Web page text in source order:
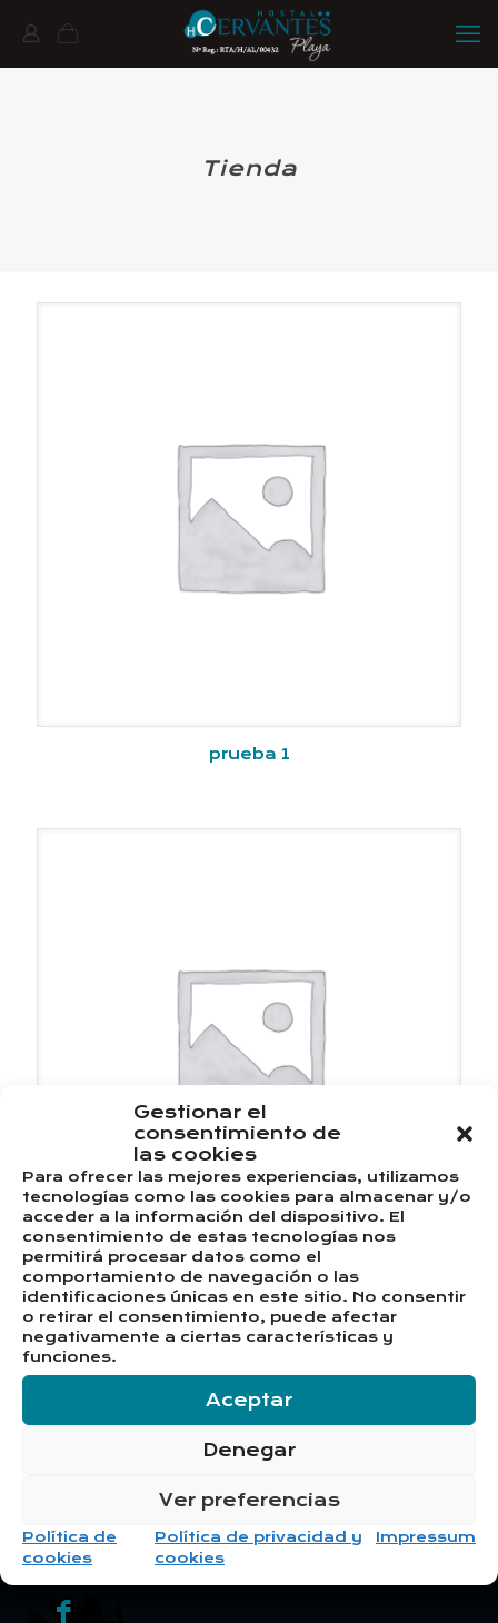
Gestionar el
consentimiento de
las cookies
Para ofrecer las mejores experiencias, utilizamos
tecnologías como las cookies para almacenar y/o
acceder a la información del dispositivo. El
consentimiento de estas tecnologías nos
permitirá procesar datos como el
comportamiento de navegación o las
identificaciones únicas en este sitio. No consentir
o retirar el consentimiento, puede afectar
negativamente a ciertas características y
funciones.
Aceptar
Denegar
Ver preferencias
Política de
cookies
Política de privacidad y
cookies
Impressum
Tienda
prueba 1
SUITE JUNIOR
¡Reserva ahora!
+34 614449671
C/ Colón, nº3, 04630 Garrucha -
Almería